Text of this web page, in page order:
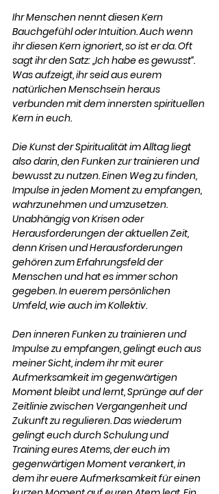
Ihr Menschen nennt diesen Kern
Bauchgefühl oder Intuition. Auch wenn
ihr diesen Kern ignoriert, so ist er da. Oft
sagt ihr den Satz: „Ich habe es gewusst“.
Was aufzeigt, ihr seid aus eurem
natürlichen Menschsein heraus
verbunden mit dem innersten spirituellen
Kern in euch.
Die Kunst der Spiritualität im Alltag liegt
also darin, den Funken zur trainieren und
bewusst zu nutzen. Einen Weg zu finden,
Impulse in jeden Moment zu empfangen,
wahrzunehmen und umzusetzen.
Unabhängig von Krisen oder
Herausforderungen der aktuellen Zeit,
denn Krisen und Herausforderungen
gehören zum Erfahrungsfeld der
Menschen und hat es immer schon
gegeben. In euerem persönlichen
Umfeld, wie auch im Kollektiv.
Den inneren Funken zu trainieren und
Impulse zu empfangen, gelingt euch aus
meiner Sicht, indem ihr mit eurer
Aufmerksamkeit im gegenwärtigen
Moment bleibt und lernt, Sprünge auf der
Zeitlinie zwischen Vergangenheit und
Zukunft zu regulieren. Das wiederum
gelingt euch durch Schulung und
Training eures Atems, der euch im
gegenwärtigen Moment verankert, in
dem ihr euere Aufmerksamkeit für einen